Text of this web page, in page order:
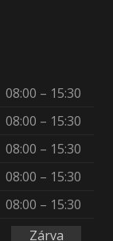
08:00 – 15:30
08:00 – 15:30
08:00 – 15:30
08:00 – 15:30
08:00 – 15:30
Zárva